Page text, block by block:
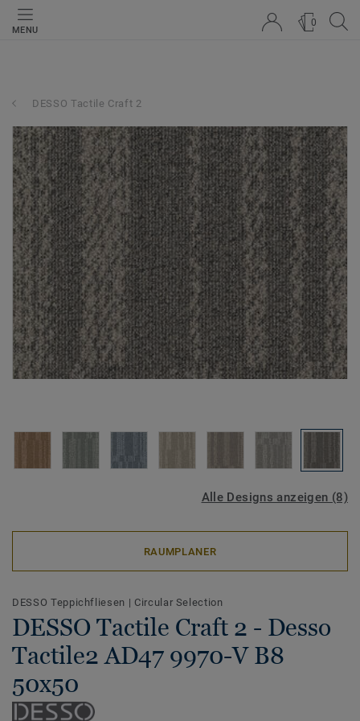
MENU
0
DESSO Tactile Craft 2
Alle Designs anzeigen (8)
RAUMPLANER
DESSO Teppichfliesen | Circular Selection
DESSO Tactile Craft 2 - Desso
Tactile2 AD47 9970-V B8
50x50